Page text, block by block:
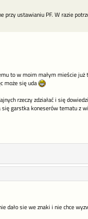
ustawianiu PF. W razie
to w moim małym mieście już
może się uda
rzeczy zdziałać i się
garstka koneserów tematu z
dało sie we znaki i nie chce